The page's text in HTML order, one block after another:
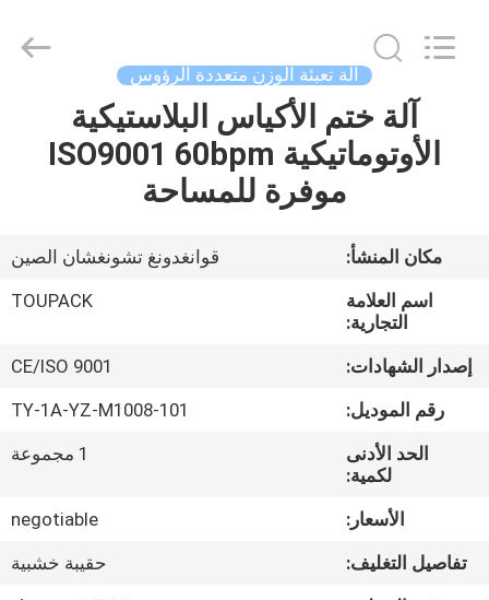
معلومات
جولة
المصنع
الجودة
EQUIPMENT
آلة تعبئة الوزن متعددة الرؤوس
آلة ختم الأكياس البلاستيكية
الأوتوماتيكية ISO9001 60bpm
موفرة للمساحة
مكان المنشأ:
قوانغدونغ تشونغشان الصين
اسم العلامة
التجارية:
TOUPACK
إصدار الشهادات:
CE/ISO 9001
رقم الموديل:
TY-1A-YZ-M1008-101
الحد الأدنى
لكمية:
1 مجموعة
الأسعار:
negotiable
تفاصيل التغليف:
حقيبة خشبية